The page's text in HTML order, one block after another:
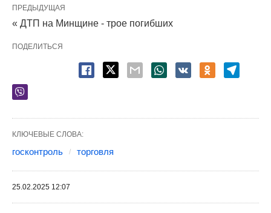
ПРЕДЫДУЩАЯ
« ДТП на Минщине - трое погибших
ПОДЕЛИТЬСЯ
КЛЮЧЕВЫЕ СЛОВА:
госконтроль торговля
25.02.2025 12:07